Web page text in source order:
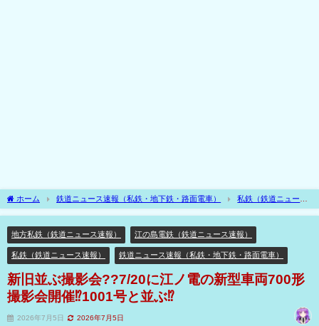
ホーム 鉄道ニュース速報（私鉄・地下鉄・路面電車）
私鉄（鉄道ニュース
速報）
地方私鉄（鉄道ニュース速報）
新旧並ぶ撮影会??7/20に江ノ電の新型
地方私鉄（鉄道ニュース速報）
江の島電鉄（鉄道ニュース速報）
私鉄（鉄道ニュース速報） 鉄道ニュース速報（私鉄・地下鉄・路面電車）
新旧並ぶ撮影会??7/20に江ノ電の新型車両700形
撮影会開催⁉1001号と並ぶ⁉
2026年7月5日 2026年7月5日